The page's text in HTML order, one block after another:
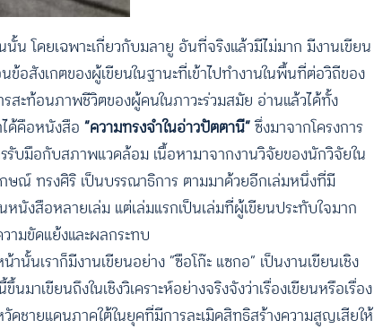
โดยเฉพาะเกี่ยวกับมลายู อันที่จริงแล้วมีไม่มาก มีงานเขียน
อสังเกตของผู้เขียนในฐานะที่เข้าไปทำงานในพื้นที่ต่อวิถีของ
ะท้อนภาพชีวิตของผู้คนในภาวะร่วมสมัย อ่านแล้วได้ทั้ง
ด้คือหนังสือ “ความทรงจำในอ่าวปัตตานี”ซึ่งมาจากโครงการ
รับมือกับสภาพแวดล้อม เนื้อหามาจากงานวิจัยของนักวิจัยใน
กษณ์ ทรงศิริ เป็นบรรณาธิการ ตามมาด้วยอีกเล่มหนึ่งที่มี
นังสือหลายเล่ม แต่เล่มแรกเป็นเล่มที่ผู้เขียนประทับใจมาก
ามขัดแย้งและผลกระทบ
นั้นเราก็มีงานเขียนอย่าง “ซือโก๊ะ แซกอ” เป็นงานเขียนเชิง
เขียนถึงในเชิงวิเคราะห์อย่างจริงจังว่าเรื่องเขียนหรือเรื่อง
ชายแดนภาคใต้ในยุคที่มีการละเมิดสิทธิสร้างความสูญเสียให้